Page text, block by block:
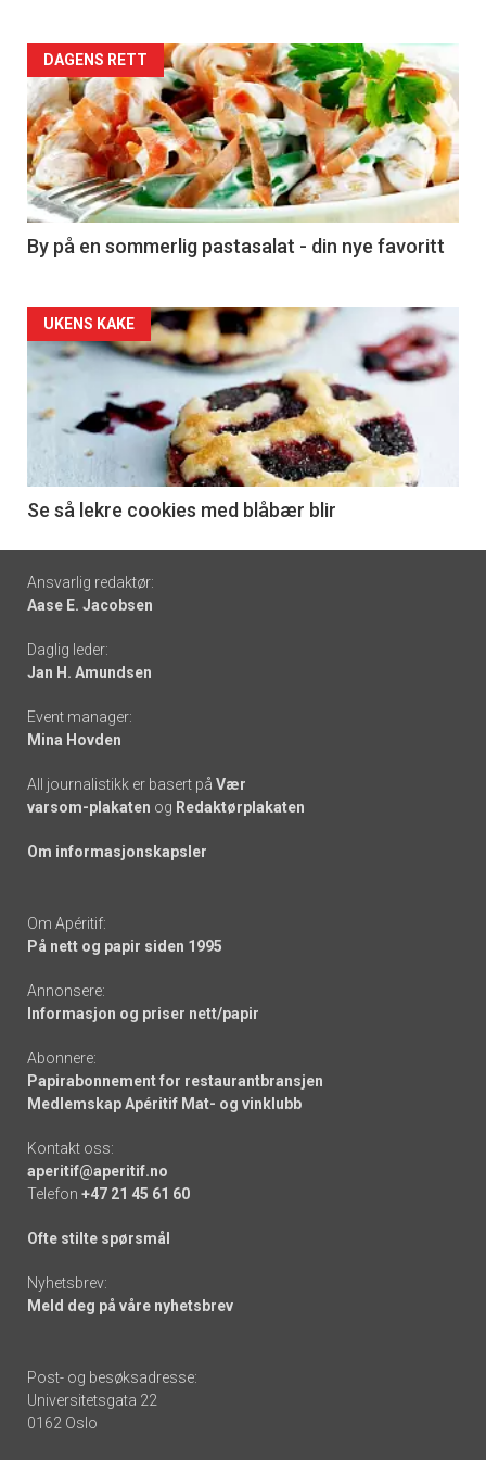
Forsiden
akkurat
nå
-
5
DAGENS RETT
By på en sommerlig pastasalat - din nye favoritt
Forsiden
akkurat
nå
6
UKENS KAKE
Se så lekre cookies med blåbær blir
Footer
-
links
Ansvarlig redaktør:
Aase E. Jacobsen
Daglig leder:
Jan H. Amundsen
Event manager:
Mina Hovden
All journalistikk er basert på Vær
varsom-plakaten og Redaktørplakaten
Om informasjonskapsler
Om Apéritif:
På nett og papir siden 1995
Annonsere:
Informasjon og priser nett/papir
Abonnere:
Papirabonnement for restaurantbransjen
Medlemskap Apéritif Mat- og vinklubb
Kontakt oss:
aperitif@aperitif.no
Telefon +47 21 45 61 60
Ofte stilte spørsmål
Nyhetsbrev:
Meld deg på våre nyhetsbrev
Post- og besøksadresse:
Universitetsgata 22
0162 Oslo